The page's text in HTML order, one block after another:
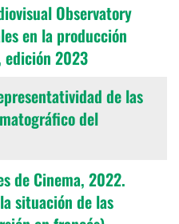
Observatory
en la producción
edición 2023
de las
del
de Cinema, 2022.
situación de las